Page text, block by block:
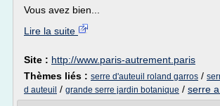
Vous avez bien...
Lire la suite
Site : http://www.paris-autrement.paris
Thèmes liés : serre d'auteuil roland garros /
d auteuil / grande serre jardin botanique / serre